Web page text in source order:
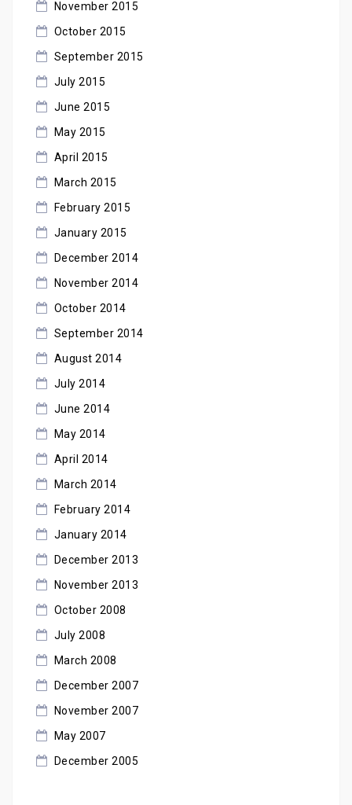
November 2015
October 2015
September 2015
July 2015
June 2015
May 2015
April 2015
March 2015
February 2015
January 2015
December 2014
November 2014
October 2014
September 2014
August 2014
July 2014
June 2014
May 2014
April 2014
March 2014
February 2014
January 2014
December 2013
November 2013
October 2008
July 2008
March 2008
December 2007
November 2007
May 2007
December 2005